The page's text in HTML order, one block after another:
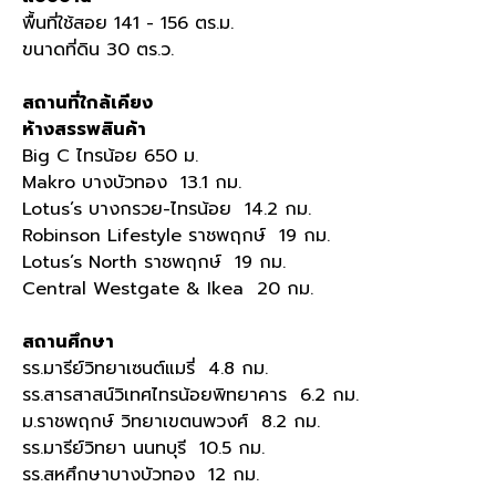
พื้นที่ใช้สอย 141 - 156 ตร.ม.
ขนาดที่ดิน 30 ตร.ว.
สถานที่ใกล้เคียง
ห้างสรรพสินค้า
Big C ไทรน้อย 650 ม.
Makro บางบัวทอง 13.1 กม.
Lotus’s บางกรวย-ไทรน้อย 14.2 กม.
Robinson Lifestyle ราชพฤกษ์ 19 กม.
Lotus’s North ราชพฤกษ์ 19 กม.
Central Westgate & Ikea 20 กม.
สถานศึกษา
รร.มารีย์วิทยาเซนต์แมรี่ 4.8 กม.
รร.สารสาสน์วิเทศไทรน้อยพิทยาคาร 6.2 กม.
ม.ราชพฤกษ์ วิทยาเขตนพวงศ์ 8.2 กม.
รร.มารีย์วิทยา นนทบุรี 10.5 กม.
รร.สหศึกษาบางบัวทอง 12 กม.